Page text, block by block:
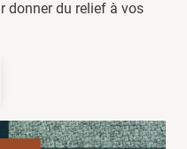
donner du relief à vos